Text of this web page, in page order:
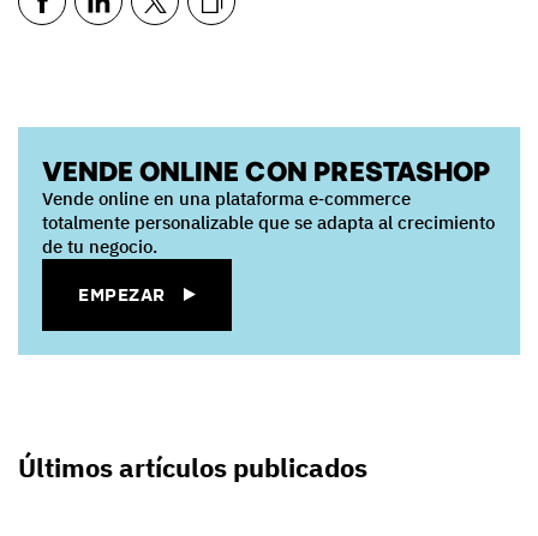
VENDE ONLINE CON PRESTASHOP
Vende online en una plataforma e‑commerce
totalmente personalizable que se adapta al crecimiento
de tu negocio.
EMPEZAR
Últimos artículos publicados